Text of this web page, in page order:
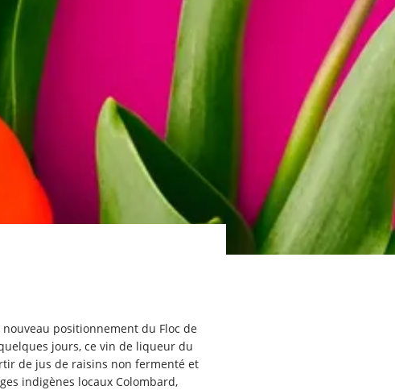
positionnement du Floc de
jours, ce vin de liqueur du
de jus de raisins non fermenté et
indigènes locaux Colombard,